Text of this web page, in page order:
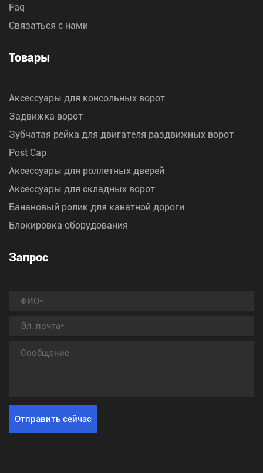
Faq
Связаться с нами
Товары
Аксессуары для консольных ворот
Задвижка ворот
Зубчатая рейка для двигателя раздвижных ворот
Post Cap
Аксессуары для роллетных дверей
Аксессуары для складных ворот
Банановый ролик для канатной дороги
Блокировка оборудования
Запрос